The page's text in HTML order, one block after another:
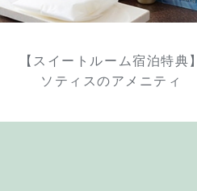
【スイートルーム宿泊特典】
ソティスのアメニティ